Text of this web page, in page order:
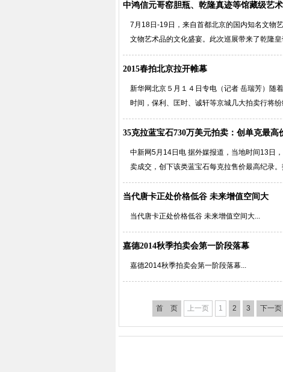
中鸿信元哥窑胆瓶、乾隆真迹等馆藏级艺
7月18日-19日，来自首都北京的国内知名文
文物艺术品的文化盛宴。此次巡展带来了乾隆
2015春拍北京拉开帷幕
新华网北京５月１４日专电（记者 岳瑞芳）随
时间，保利、匡时、诚轩等京城几大拍卖行将
35克拉蓝宝石730万美元拍卖：创单克最高
中新网5月14日电 据外媒报道，当地时间13日
卖成交，创下该类蓝宝石每克拉售价最高纪录
当代唐卡正处价格低谷 未来增值空间大
当代唐卡正处价格低谷 未来增值空间大...
嘉德2014秋季拍卖会第一阶段落幕
嘉德2014秋季拍卖会第一阶段落幕...
首 页 上一页 1 2 3 下一页